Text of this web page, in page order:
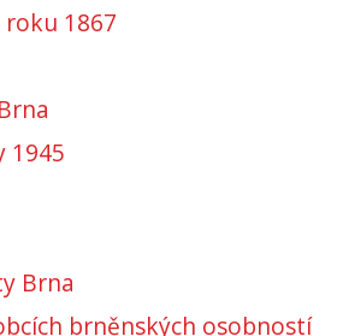
1867
1945
Brna
brněnských osobností